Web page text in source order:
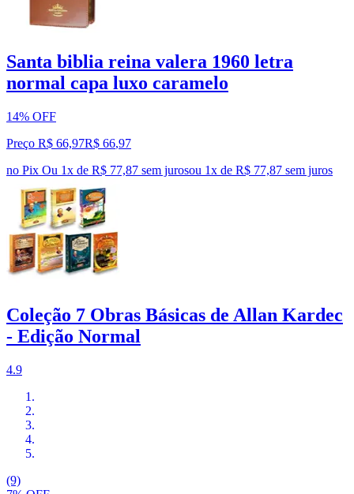
Santa biblia reina valera 1960 letra
normal capa luxo caramelo
14% OFF
Preço R$ 66,97R$ 66,97
no Pix Ou 1x de R$ 77,87 sem jurosou 1x de R$ 77,87 sem juros
Coleção 7 Obras Básicas de Allan Kardec
- Edição Normal
4.9
(9)